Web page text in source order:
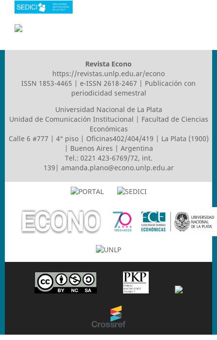
Revista Econo
https://revistas.unlp.edu.ar/econo
ISSN 1853-4465 | e-ISSN 2618-2467 | Publicación con
periodicidad semestral
Universidad Nacional de La Plata
Unidad de Comunicación Institucional | Facultad de Ciencias
Económicas
Calle 6 #777 | 4° piso | Oficinas402/404/419 | La Plata (1900)
| Buenos Aires | Argentina
Tel.: 0221 423-6769/72, int.
139| amanda.plano@econo.unlp.edu.ar